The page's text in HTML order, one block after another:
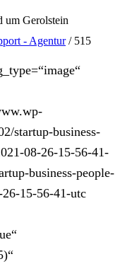
um Gerolstein
- Agentur / 515
startup-business-
08-26-15-56-41-
business-people-
15-56-41-utc